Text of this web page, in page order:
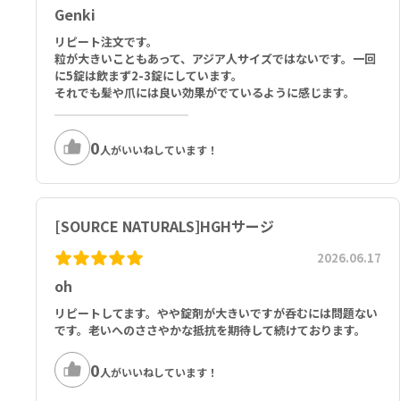
Genki
リピート注文です。
粒が大きいこともあって、アジア人サイズではないです。一回
に5錠は飲まず2-3錠にしています。
それでも髪や爪には良い効果がでているように感じます。
0人がいいねしています！
[SOURCE NATURALS]HGHサージ
oh
2026.06.17
リピートしてます。やや錠剤が大きいですが呑むには問題ない
です。老いへのささやかな抵抗を期待して続けております。
0人がいいねしています！